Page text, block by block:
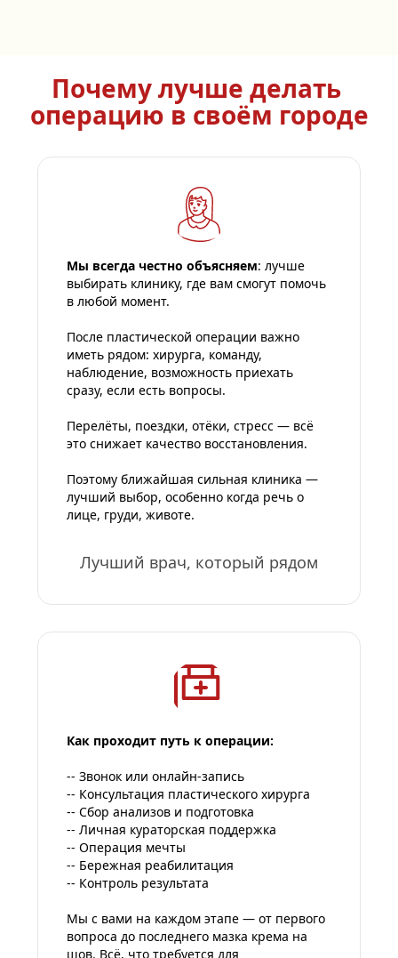
Почему лучше делать
операцию в своём городе
Мы всегда честно объясняем: лучше
выбирать клинику, где вам смогут помочь
в любой момент.
После пластической операции важно
иметь рядом: хирурга, команду,
наблюдение, возможность приехать
сразу, если есть вопросы.
Перелёты, поездки, отёки, стресс — всё
это снижает качество восстановления.
Поэтому ближайшая сильная клиника —
лучший выбор, особенно когда речь о
лице, груди, животе.
Лучший врач, который рядом
Как проходит путь к операции:
-- Звонок или онлайн-запись
-- Консультация пластического хирурга
-- Сбор анализов и подготовка
-- Личная кураторская поддержка
-- Операция мечты
-- Бережная реабилитация
-- Контроль результата
Мы с вами на каждом этапе — от первого
вопроса до последнего мазка крема на
шов. Всё, что требуется для